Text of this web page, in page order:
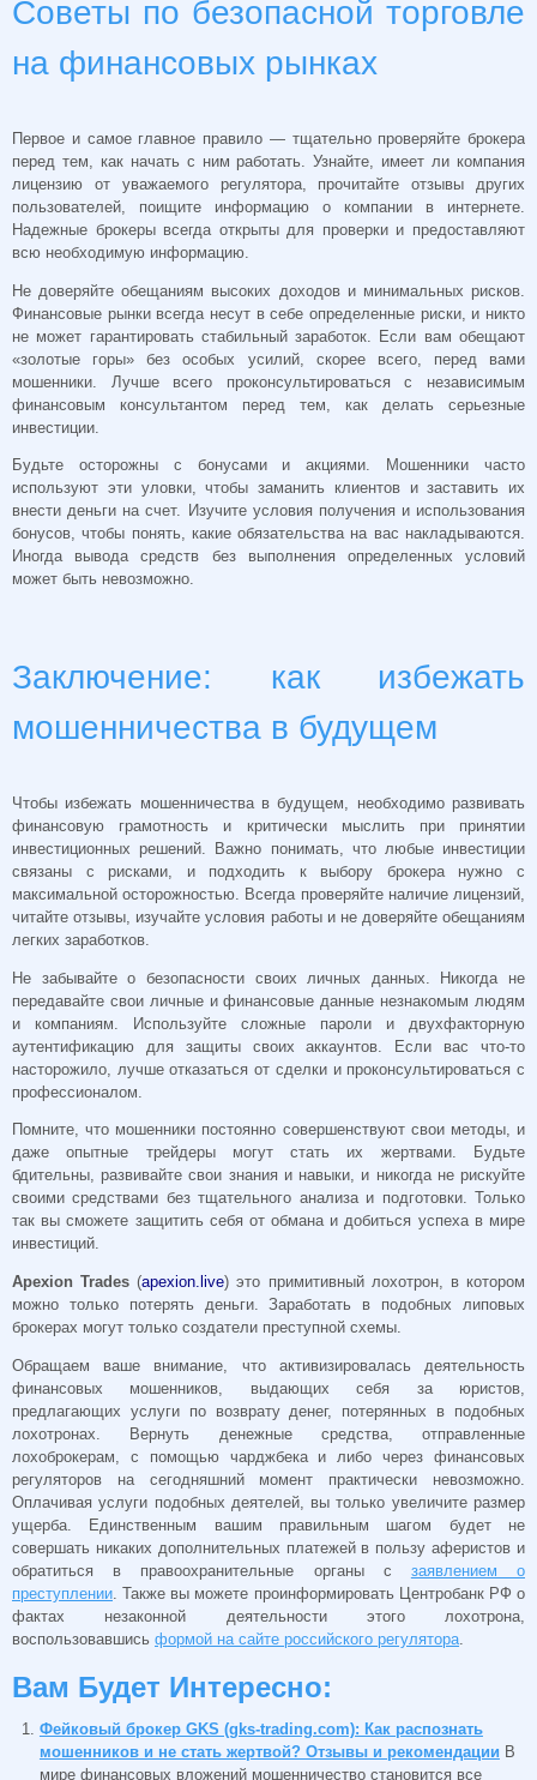
Советы по безопасной торговле
на финансовых рынках
Первое и самое главное правило — тщательно проверяйте брокера
перед тем, как начать с ним работать. Узнайте, имеет ли компания
лицензию от уважаемого регулятора, прочитайте отзывы других
пользователей, поищите информацию о компании в интернете.
Надежные брокеры всегда открыты для проверки и предоставляют
всю необходимую информацию.
Не доверяйте обещаниям высоких доходов и минимальных рисков.
Финансовые рынки всегда несут в себе определенные риски, и никто
не может гарантировать стабильный заработок. Если вам обещают
«золотые горы» без особых усилий, скорее всего, перед вами
мошенники. Лучше всего проконсультироваться с независимым
финансовым консультантом перед тем, как делать серьезные
инвестиции.
Будьте осторожны с бонусами и акциями. Мошенники часто
используют эти уловки, чтобы заманить клиентов и заставить их
внести деньги на счет. Изучите условия получения и использования
бонусов, чтобы понять, какие обязательства на вас накладываются.
Иногда вывода средств без выполнения определенных условий
может быть невозможно.
Заключение: как избежать
мошенничества в будущем
Чтобы избежать мошенничества в будущем, необходимо развивать
финансовую грамотность и критически мыслить при принятии
инвестиционных решений. Важно понимать, что любые инвестиции
связаны с рисками, и подходить к выбору брокера нужно с
максимальной осторожностью. Всегда проверяйте наличие лицензий,
читайте отзывы, изучайте условия работы и не доверяйте обещаниям
легких заработков.
Не забывайте о безопасности своих личных данных. Никогда не
передавайте свои личные и финансовые данные незнакомым людям
и компаниям. Используйте сложные пароли и двухфакторную
аутентификацию для защиты своих аккаунтов. Если вас что-то
насторожило, лучше отказаться от сделки и проконсультироваться с
профессионалом.
Помните, что мошенники постоянно совершенствуют свои методы, и
даже опытные трейдеры могут стать их жертвами. Будьте
бдительны, развивайте свои знания и навыки, и никогда не рискуйте
своими средствами без тщательного анализа и подготовки. Только
так вы сможете защитить себя от обмана и добиться успеха в мире
инвестиций.
Apexion Trades (apexion.live) это примитивный лохотрон, в котором
можно только потерять деньги. Заработать в подобных липовых
брокерах могут только создатели преступной схемы.
Обращаем ваше внимание, что активизировалась деятельность
финансовых мошенников, выдающих себя за юристов,
предлагающих услуги по возврату денег, потерянных в подобных
лохотронах. Вернуть денежные средства, отправленные
лохоброкерам, с помощью чарджбека и либо через финансовых
регуляторов на сегодняшний момент практически невозможно.
Оплачивая услуги подобных деятелей, вы только увеличите размер
ущерба. Единственным вашим правильным шагом будет не
совершать никаких дополнительных платежей в пользу аферистов и
обратиться в правоохранительные органы с заявлением о
преступлении . Также вы можете проинформировать Центробанк РФ о
фактах незаконной деятельности этого лохотрона,
воспользовавшись формой на сайте российского регулятора
Вам Будет Интересно:
Фейковый брокер GKS (gks-trading.com): Как распознать
мошенников и не стать жертвой? Отзывы и рекомендации В
мире финансовых вложений мошенничество становится все